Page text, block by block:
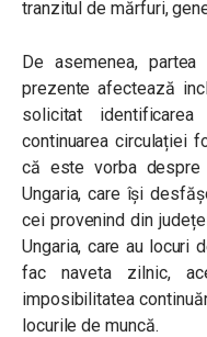
tranzitul de mărfuri,
De asemenea,
prezente afectează
solicitat
continuarea circulației
că este vorba
Ungaria, care își
cei provenind din
Ungaria, care au locuri
fac naveta zilnic,
imposibilitatea
locurile de muncă.